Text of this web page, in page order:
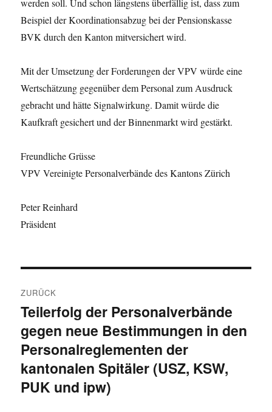
werden soll. Und schon längstens überfällig ist, dass zum
Beispiel der Koordinationsabzug bei der Pensionskasse
BVK durch den Kanton mitversichert wird.
Mit der Umsetzung der Forderungen der VPV würde eine
Wertschätzung gegenüber dem Personal zum Ausdruck
gebracht und hätte Signalwirkung. Damit würde die
Kaufkraft gesichert und der Binnenmarkt wird gestärkt.
Freundliche Grüsse
VPV Vereinigte Personalverbände des Kantons Zürich
Peter Reinhard
Präsident
ZURÜCK
Vorheriger
Beitrag:
Teilerfolg der Personalverbände
gegen neue Bestimmungen in den
Personalreglementen der
kantonalen Spitäler (USZ, KSW,
PUK und ipw)